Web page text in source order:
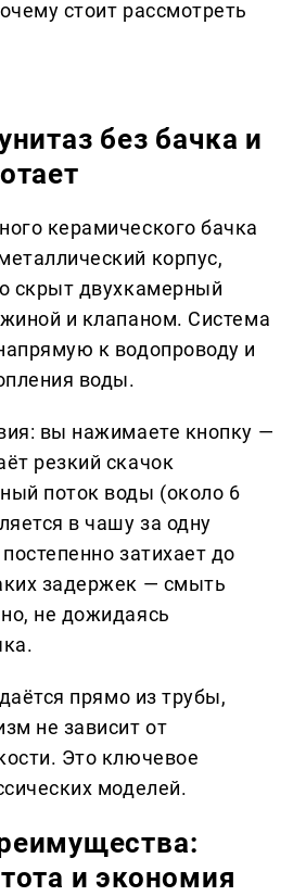
стоит рассмотреть
без бачка и
керамического бачка
корпус,
скрыт двухкамерный
и клапаном. Система
к водопроводу и
воды.
вы нажимаете кнопку —
резкий скачок
поток воды (около 6
в чашу за одну
затихает до
задержек — смыть
не дожидаясь
прямо из трубы,
не зависит от
Это ключевое
моделей.
и экономия